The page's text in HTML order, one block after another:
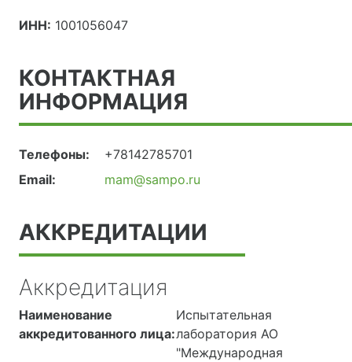
ИНН: 1001056047
КОНТАКТНАЯ
ИНФОРМАЦИЯ
Телефоны:
+78142785701
Email:
mam@sampo.ru
АККРЕДИТАЦИИ
Аккредитация
Наименование
аккредитованного лица:
Испытательная
лаборатория АО
"Международная